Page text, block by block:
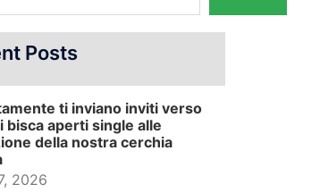
Posts
ti inviano inviti verso
bisca aperti single alle
della nostra cerchia
2026